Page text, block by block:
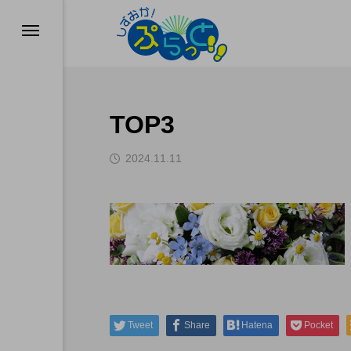
TOP3
2024.11.11
Tweet Share Hatena Pocket